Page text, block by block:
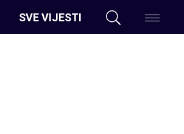
SVE VIJESTI